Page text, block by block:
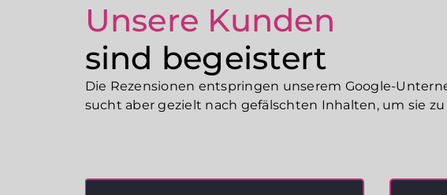
Unsere Kunden
sind begeistert
Die Rezensionen entspringen unserem Google-
sucht aber gezielt nach gefälschten Inhalten, um sie